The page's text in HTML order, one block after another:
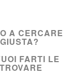
A CERCARE
FARTI LE